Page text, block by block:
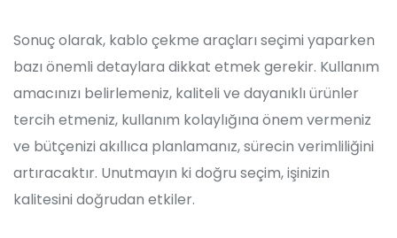
Sonuç olarak, kablo çekme araçları seçimi yaparken
bazı önemli detaylara dikkat etmek gerekir. Kullanım
amacınızı belirlemeniz, kaliteli ve dayanıklı ürünler
tercih etmeniz, kullanım kolaylığına önem vermeniz
ve bütçenizi akıllıca planlamanız, sürecin verimliliğini
artıracaktır. Unutmayın ki doğru seçim, işinizin
kalitesini doğrudan etkiler.